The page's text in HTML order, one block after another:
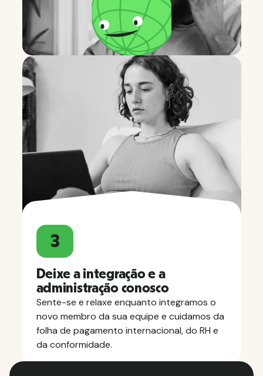
3
Deixe a integração e a
administração conosco
Sente-se e relaxe enquanto integramos o
novo membro da sua equipe e cuidamos da
folha de pagamento internacional, do RH e
da conformidade.